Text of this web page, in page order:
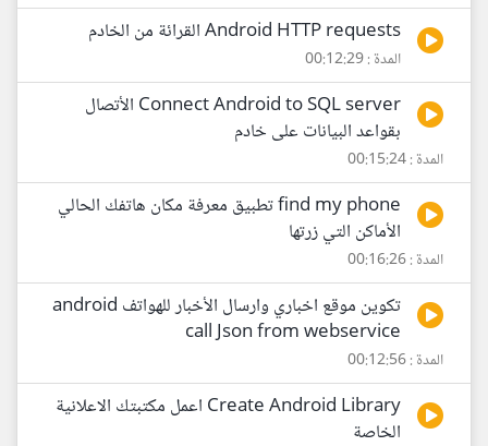
Android HTTP requests القرائة من الخادم
المدة : 00:12:29
Connect Android to SQL server الأتصال
بقواعد البيانات على خادم
المدة : 00:15:24
find my phone تطبيق معرفة مكان هاتفك الحالي
الأماكن التي زرتها
المدة : 00:16:26
تكوين موقع اخباري وارسال الأخبار للهواتف android
call Json from webservice
المدة : 00:12:56
Create Android Library اعمل مكتبتك الاعلانية
الخاصة